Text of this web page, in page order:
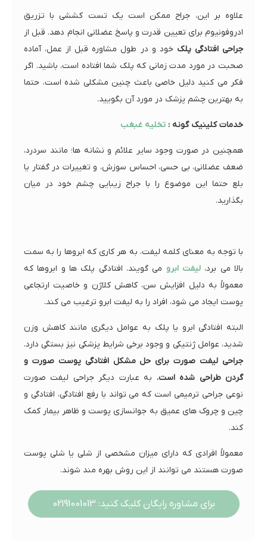
علاوه بر این، جراح ممکن است یک تست کششی با تزریق
ادروفونیوم برای تعیین قدرت و پاسخ عضلانی انجام دهد. قبل از
جراحی افتادگی پلک خود و در طول مشاوره قبل از عمل، آماده
صحبت در مورد مدت زمانی که پلک شما افتاده است، باشید. اگر
فکر می کنید دلیل خاصی باعث چنین مشکلی شده است، حتما
به بهترین چشم پزشک در مورد آن بگویید.
خدمات کلینیک گونه : تخلیه غبغب
همچنین در صورت وجود سایر علائم و نشانه ها؛ مانند سردرد،
ضعف عضلانی، بی حسی، احساس سوزش، و تغییرات در گفتار یا
بلع حتما این موضوع را با جراح زیبایی چشم خود در میان
بگذارید.
با توجه به معنای کلمه لیفت، به هر کاری که ابروها را به سمت
بالا می برد، لیفت ابرو می گویند. افتادگی پلک ها و ابروها که
معمولاً به دلیل افزایش سن، کاهش کلاژن و خاصیت ارتجاعی
پوست ایجاد می شود، افراد را به لیفت ابرو ترغیب می کند.
البته افتادگی ابرو یا پلک به عوامل دیگری مانند کاهش وزن
شدید، عوامل ژنتیکی و وجود برخی شرایط پزشکی نیز بستگی دارد.
جراحی لیفت صورت برای حل مشکل افتادگی پوست صورت و
گردن طراحی شده است. به عبارت دیگر جراحی لیفت صورت
نوعی جراحی ترمیمی است که می تواند با رفع افتادگی، افتادگی و
چین و چروک های عمیق به جوانسازی پوست و ظاهر بیمار کمک
کند.
معمولاً افرادی که دارای میزان مشخصی از شلی یا شلی پوست
صورت هستند می توانند از این روش بهره مند شوند.
برای مشاوره رایگان کلیک کنید: 02191001013